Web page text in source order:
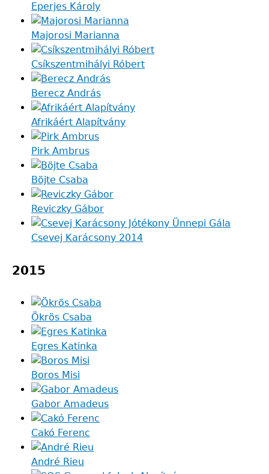
Eperjes Károly
Majorosi Marianna
Csíkszentmihályi Róbert
Berecz András
Afrikáért Alapítvány
Pirk Ambrus
Böjte Csaba
Reviczky Gábor
Csevej Karácsony 2014
2015
Ökrös Csaba
Egres Katinka
Boros Misi
Gabor Amadeus
Cakó Ferenc
André Rieu